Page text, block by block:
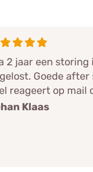
2 jaar een
Goede
reageert op mail
Klaas